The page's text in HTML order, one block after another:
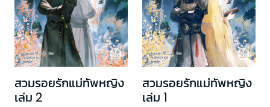
สวมรอยรักแม่ทัพหญิง
เล่ม 2
สวมรอยรักแม่ทัพหญิง
เล่ม 1